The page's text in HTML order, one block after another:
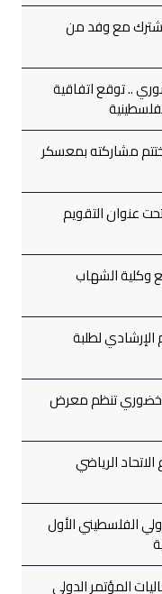
مع وفد من
.. توقع اتفاقية
مشاركته بمعسكر
عنوان التقويم
وكلية الشهاب
لطلبة
خضوري تنظم معرض
الرياضي
الفلسطيني الأول
المؤتمر الدولي